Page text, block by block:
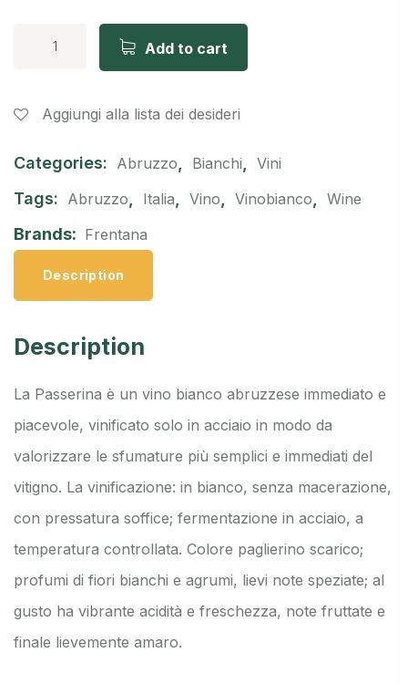
Add to cart
Aggiungi alla lista dei desideri
Categories: Abruzzo Bianchi Vini
Tags: Abruzzo Italia Vino Vinobianco Wine
Brands: Frentana
Description
Description
La Passerina è un vino bianco abruzzese immediato e
piacevole, vinificato solo in acciaio in modo da
valorizzare le sfumature più semplici e immediati del
vitigno. La vinificazione: in bianco, senza macerazione,
con pressatura soffice; fermentazione in acciaio, a
temperatura controllata. Colore paglierino scarico;
profumi di fiori bianchi e agrumi, lievi note speziate; al
gusto ha vibrante acidità e freschezza, note fruttate e
finale lievemente amaro.